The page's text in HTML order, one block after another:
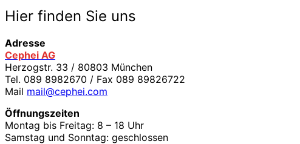
Hier finden Sie uns
Adresse
Cephei AG
Herzogstr. 33 / 80803 München
Tel. 089 8982670 / Fax 089 89826722
Mail mail@cephei.com
Öffnungszeiten
Montag bis Freitag: 8 – 18 Uhr
Samstag und Sonntag: geschlossen